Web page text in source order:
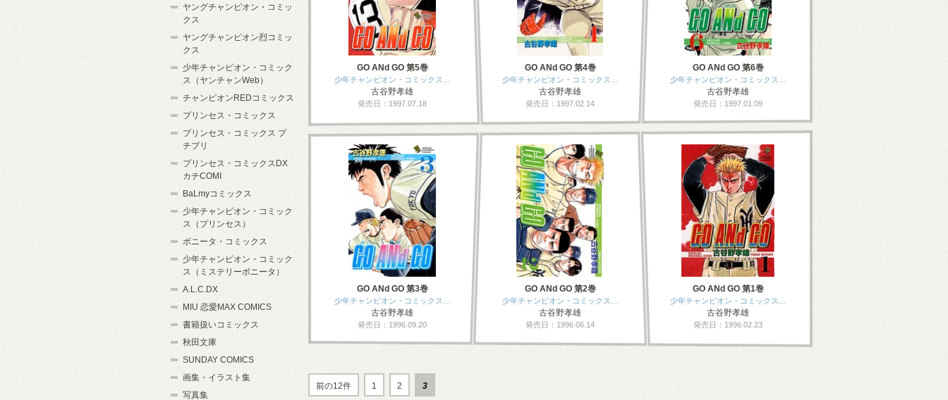
GO ANd GO 第5巻
少年チャンピオン・コミックス…
古谷野孝雄
発売日：1997.07.18
GO ANd GO 第4巻
少年チャンピオン・コミックス…
古谷野孝雄
発売日：1997.02.14
GO ANd GO 第6巻
少年チャンピオン・コミックス…
古谷野孝雄
発売日：1997.01.09
GO ANd GO 第3巻
少年チャンピオン・コミックス…
古谷野孝雄
発売日：1996.09.20
GO ANd GO 第2巻
少年チャンピオン・コミックス…
古谷野孝雄
発売日：1996.06.14
GO ANd GO 第1巻
少年チャンピオン・コミックス…
古谷野孝雄
発売日：1996.02.23
前の12件 1 2 3
ヤングチャンピオン・コミッ
クス
ヤングチャンピオン烈コミッ
クス
少年チャンピオン・コミック
ス（ヤンチャンWeb）
チャンピオンREDコミックス
プリンセス・コミックス
プリンセス・コミックス プ
チプリ
プリンセス・コミックスDX
カチCOMI
BaLmyコミックス
少年チャンピオン・コミック
ス（プリンセス）
ボニータ・コミックス
少年チャンピオン・コミック
ス（ミステリーボニータ）
A.L.C.DX
MIU 恋愛MAX COMICS
書籍扱いコミックス
秋田文庫
SUNDAY COMICS
画集・イラスト集
写真集